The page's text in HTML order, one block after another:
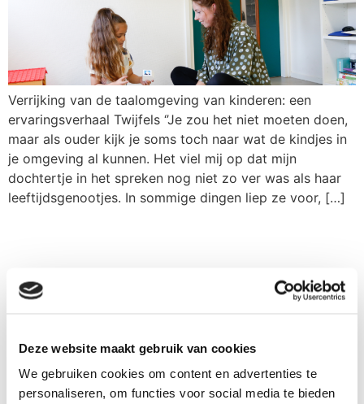
Deze website maakt gebruik van cookies
We gebruiken cookies om content en advertenties te
personaliseren, om functies voor social media te bieden
Verrijking van de taalomgeving van kinderen: een
ervaringsverhaal Twijfels ‘’Je zou het niet moeten doen,
maar als ouder kijk je soms toch naar wat de kindjes in
je omgeving al kunnen. Het viel mij op dat mijn
dochtertje in het spreken nog niet zo ver was als haar
leeftijdsgenootjes. In sommige dingen liep ze voor, […]
Ik wil vrijblijvend gebeld worden